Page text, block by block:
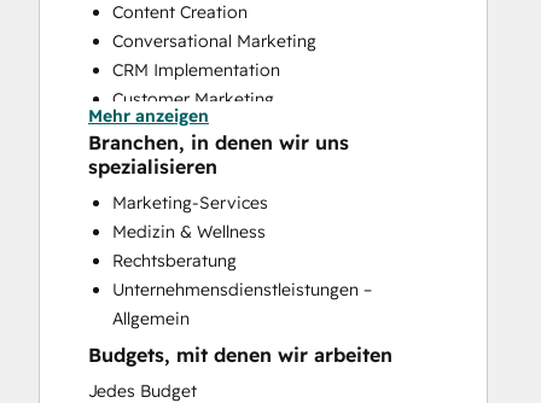
Content Creation
Conversational Marketing
CRM Implementation
Customer Marketing
Customer Survey and Analysis
Email Marketing
Paid Advertising
Programmable Automation
Mehr anzeigen
Branchen, in denen wir uns
spezialisieren
Marketing-Services
Medizin & Wellness
Rechtsberatung
Unternehmensdienstleistungen –
Allgemein
Budgets, mit denen wir arbeiten
Jedes Budget